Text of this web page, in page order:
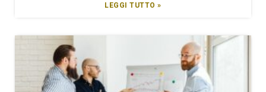
LEGGI TUTTO »